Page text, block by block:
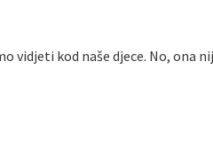
vidjeti kod naše djece. No, ona